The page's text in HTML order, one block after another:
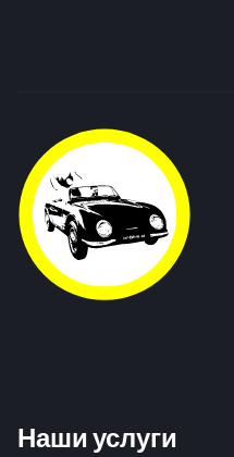
Наши услуги